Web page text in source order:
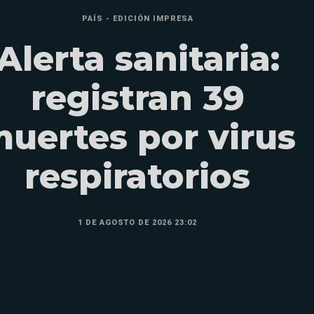
PAÍS - EDICIÓN IMPRESA
sanitaria:
registran 39
por virus
respiratorios
1 DE AGOSTO DE 2026 23:02